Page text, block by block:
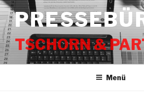
Zum
Inhalt
springen
TSCHORN &
Menü